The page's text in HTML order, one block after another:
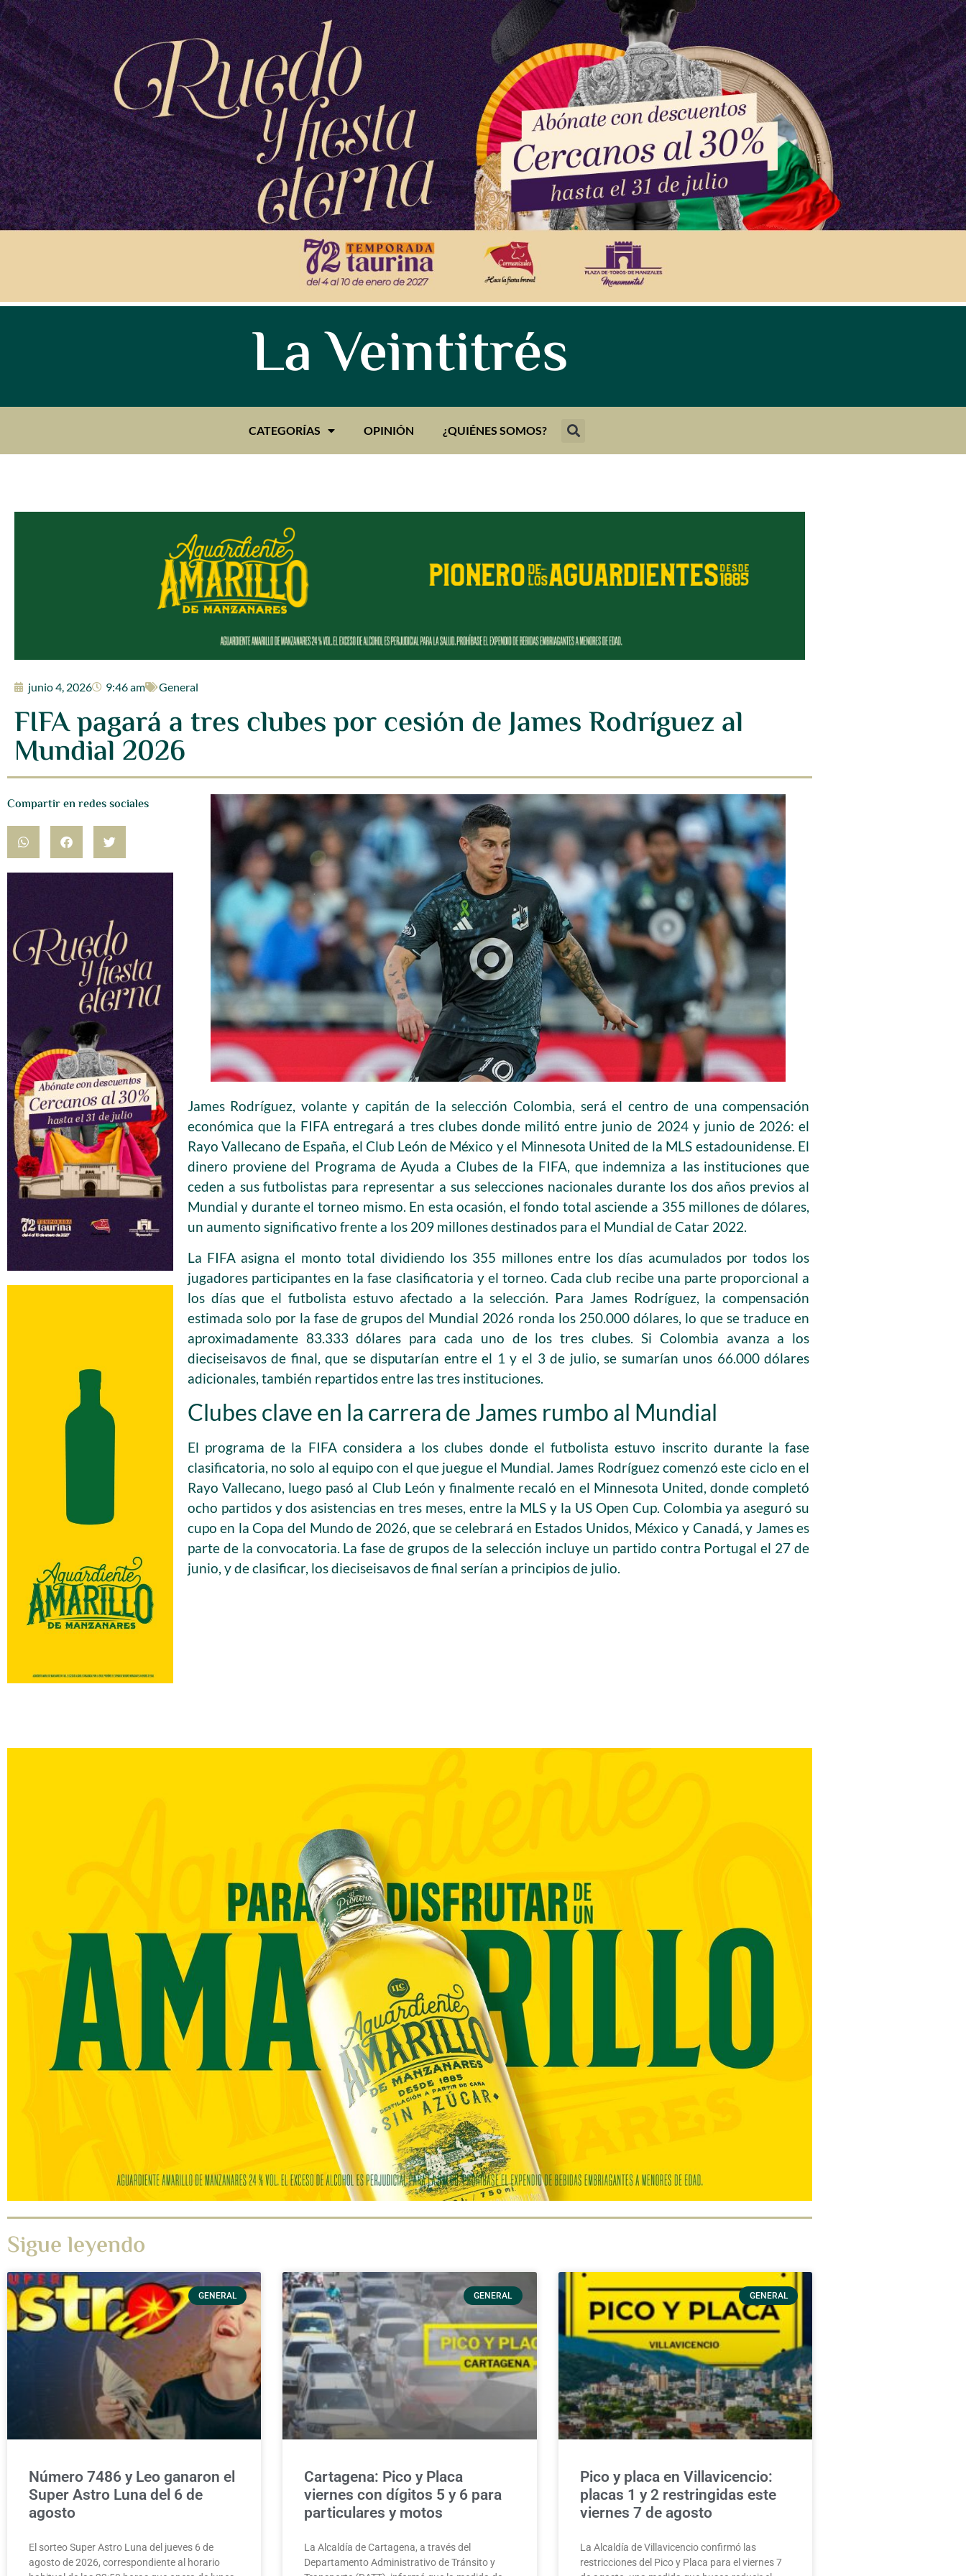
La Veintitrés
CATEGORÍAS OPINIÓN ¿QUIÉNES SOMOS?
junio 4, 2026 9:46 am General
FIFA pagará a tres clubes por cesión de James Rodríguez al
Mundial 2026
Compartir en redes sociales
James Rodríguez, volante y capitán de la selección Colombia, será el centro de una compensación
económica que la FIFA entregará a tres clubes donde militó entre junio de 2024 y junio de 2026: el
Rayo Vallecano de España, el Club León de México y el Minnesota United de la MLS estadounidense. El
dinero proviene del Programa de Ayuda a Clubes de la FIFA, que indemniza a las instituciones que
ceden a sus futbolistas para representar a sus selecciones nacionales durante los dos años previos al
Mundial y durante el torneo mismo. En esta ocasión, el fondo total asciende a 355 millones de dólares,
un aumento significativo frente a los 209 millones destinados para el Mundial de Catar 2022.
La FIFA asigna el monto total dividiendo los 355 millones entre los días acumulados por todos los
jugadores participantes en la fase clasificatoria y el torneo. Cada club recibe una parte proporcional a
los días que el futbolista estuvo afectado a la selección. Para James Rodríguez, la compensación
estimada solo por la fase de grupos del Mundial 2026 ronda los 250.000 dólares, lo que se traduce en
aproximadamente 83.333 dólares para cada uno de los tres clubes. Si Colombia avanza a los
dieciseisavos de final, que se disputarían entre el 1 y el 3 de julio, se sumarían unos 66.000 dólares
adicionales, también repartidos entre las tres instituciones.
Clubes clave en la carrera de James rumbo al Mundial
El programa de la FIFA considera a los clubes donde el futbolista estuvo inscrito durante la fase
clasificatoria, no solo al equipo con el que juegue el Mundial. James Rodríguez comenzó este ciclo en el
Rayo Vallecano, luego pasó al Club León y finalmente recaló en el Minnesota United, donde completó
ocho partidos y dos asistencias en tres meses, entre la MLS y la US Open Cup. Colombia ya aseguró su
cupo en la Copa del Mundo de 2026, que se celebrará en Estados Unidos, México y Canadá, y James es
parte de la convocatoria. La fase de grupos de la selección incluye un partido contra Portugal el 27 de
junio, y de clasificar, los dieciseisavos de final serían a principios de julio.
Sigue leyendo
GENERAL
Número 7486 y Leo ganaron el
Super Astro Luna del 6 de
agosto
El sorteo Super Astro Luna del jueves 6 de
agosto de 2026, correspondiente al horario
GENERAL
Cartagena: Pico y Placa
viernes con dígitos 5 y 6 para
particulares y motos
La Alcaldía de Cartagena, a través del
Departamento Administrativo de Tránsito y
GENERAL
Pico y placa en Villavicencio:
placas 1 y 2 restringidas este
viernes 7 de agosto
La Alcaldía de Villavicencio confirmó las
restricciones del Pico y Placa para el viernes 7